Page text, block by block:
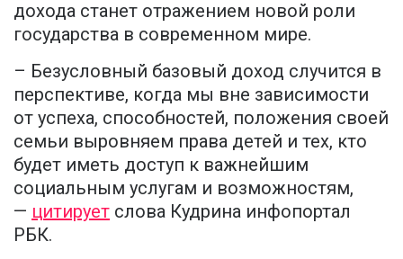
дохода станет отражением новой роли
государства в современном мире.
– Безусловный базовый доход случится в
перспективе, когда мы вне зависимости
от успеха, способностей, положения своей
семьи выровняем права детей и тех, кто
будет иметь доступ к важнейшим
социальным услугам и возможностям,
— цитирует слова Кудрина инфопортал
РБК.